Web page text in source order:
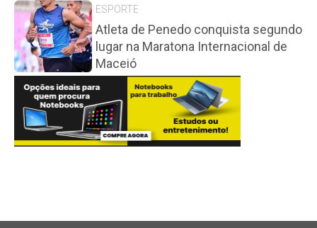
ESPORTE
Atleta de Penedo conquista segundo
lugar na Maratona Internacional de
Maceió